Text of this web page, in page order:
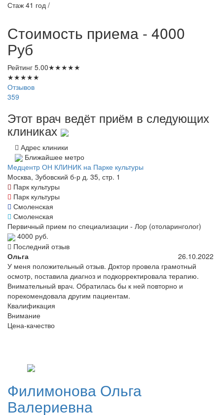
Стаж 41 год /
Стоимость приема - 4000
Руб
Рейтинг 5.00★★★★★
★★★★★
Отзывов
359
Этот врач ведёт приём в следующих
клиниках
Адрес клиники
Ближайшее метро
Медцентр ОН КЛИНИК на Парке культуры
Москва, Зубовский б-р д. 35, стр. 1
Парк культуры
Парк культуры
Смоленская
Смоленская
Первичный прием по специализации - Лор (отоларинголог)
4000 руб.
Последний отзыв
Ольга
26.10.2022
У меня положительный отзыв. Доктор провела грамотный
осмотр, поставила диагноз и подкорректировала терапию.
Внимательный врач. Обратилась бы к ней повторно и
порекомендовала другим пациентам.
Квалификация
Внимание
Цена-качество
Филимонова Ольга
Валериевна